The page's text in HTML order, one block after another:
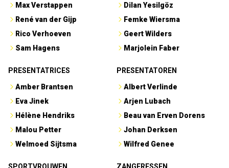
Max Verstappen
René van der Gijp
Rico Verhoeven
Sam Hagens
Dilan Yesilgöz
Femke Wiersma
Geert Wilders
Marjolein Faber
PRESENTATRICES
Amber Brantsen
Eva Jinek
Hélène Hendriks
Malou Petter
Welmoed Sijtsma
PRESENTATOREN
Albert Verlinde
Arjen Lubach
Beau van Erven Dorens
Johan Derksen
Wilfred Genee
SPORTVROUWEN ZANGERESSEN